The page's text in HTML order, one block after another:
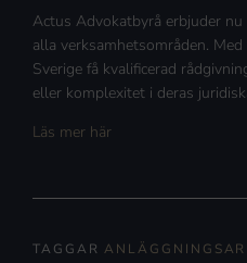
Actus Advokatbyrå erbjuder
alla verksamhetsområden.
Sverige få kvalificerad
eller komplexitet i deras
Läs mer här
TAGGAR